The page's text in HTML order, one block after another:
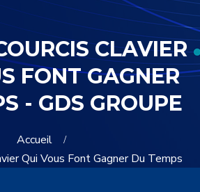
CLAVIER
FONT GAGNER
- GDS GROUPE
Accueil
Qui Vous Font Gagner Du Temps